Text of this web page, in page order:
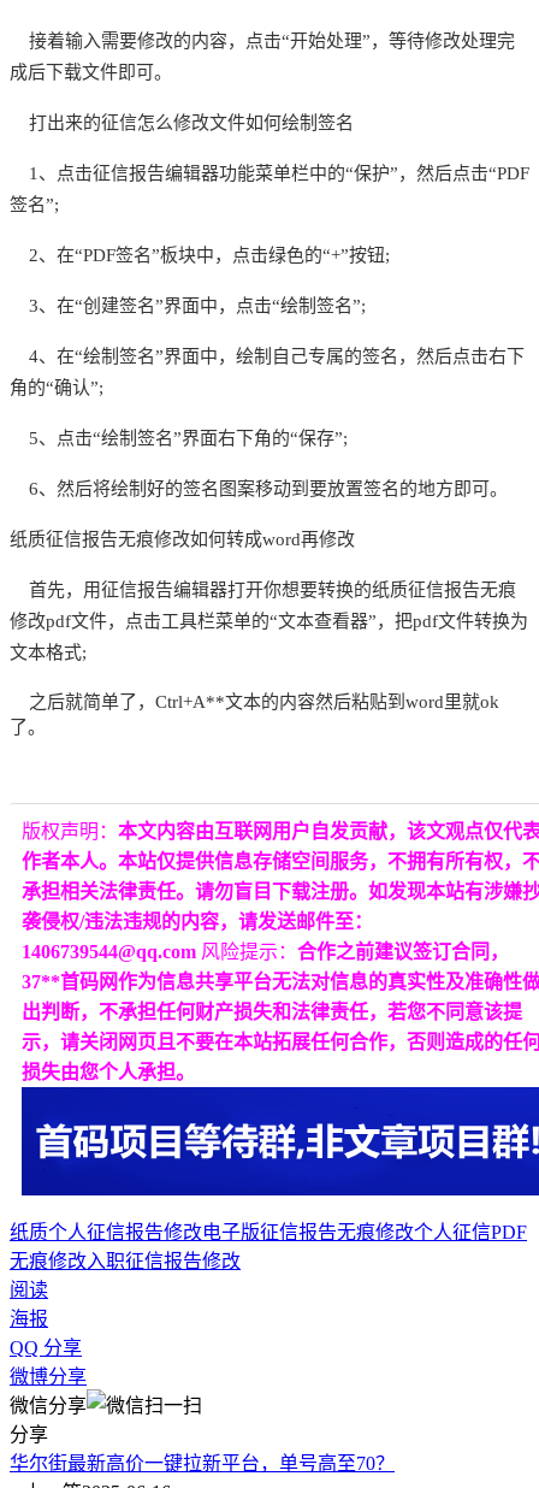
接着输入需要修改的内容，点击“开始处理”，等待修改处理完
成后下载文件即可。
打出来的征信怎么修改文件如何绘制签名
1、点击征信报告编辑器功能菜单栏中的“保护”，然后点击“PDF
签名”;
2、在“PDF签名”板块中，点击绿色的“+”按钮;
3、在“创建签名”界面中，点击“绘制签名”;
4、在“绘制签名”界面中，绘制自己专属的签名，然后点击右下
角的“确认”;
5、点击“绘制签名”界面右下角的“保存”;
6、然后将绘制好的签名图案移动到要放置签名的地方即可。
纸质征信报告无痕修改如何转成word再修改
首先，用征信报告编辑器打开你想要转换的纸质征信报告无痕
修改pdf文件，点击工具栏菜单的“文本查看器”，把pdf文件转换为
文本格式;
之后就简单了，Ctrl+A**文本的内容然后粘贴到word里就ok
了。
版权声明： 本文内容由互联网用户自发贡献，该文观点仅代
作者本人。本站仅提供信息存储空间服务，不拥有所有权，
承担相关法律责任。请勿盲目下载注册。如发现本站有涉嫌
袭侵权/违法违规的内容，请发送邮件至：
1406739544@qq.com 风险提示： 合作之前建议签订合同，
37**首码网作为信息共享平台无法对信息的真实性及准确性
出判断，不承担任何财产损失和法律责任，若您不同意该提
示，请关闭网页且不要在本站拓展任何合作，否则造成的任
损失由您个人承担。
纸质个人征信报告修改电子版征信报告无痕修改个人征信PDF
无痕修改入职征信报告修改
阅读
海报
QQ 分享
微博分享
微信分享
分享
华尔街最新高价一键拉新平台，单号高至70？